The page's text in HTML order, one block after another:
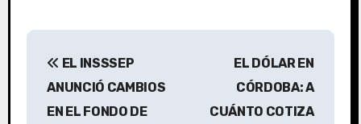
N
EL INSSSEP
ANUNCIÓ CAMBIOS
EN EL FONDO DE
EL DÓLAR EN
CÓRDOBA: A
CUÁNTO COTIZA